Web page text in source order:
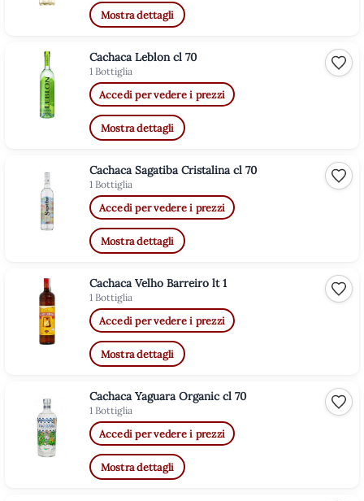
Mostra dettagli
Cachaca Leblon cl 70
1 Bottiglia
Accedi per vedere i prezzi
Mostra dettagli
Cachaca Sagatiba Cristalina cl 70
1 Bottiglia
Accedi per vedere i prezzi
Mostra dettagli
Cachaca Velho Barreiro lt 1
1 Bottiglia
Accedi per vedere i prezzi
Mostra dettagli
Cachaca Yaguara Organic cl 70
1 Bottiglia
Accedi per vedere i prezzi
Mostra dettagli